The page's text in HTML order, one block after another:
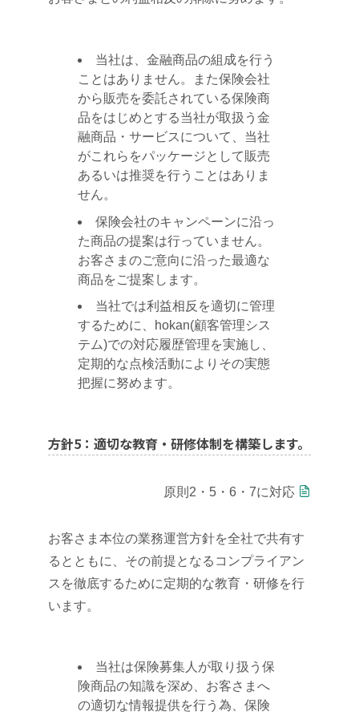
当社は、金融商品の組成を行う
ことはありません。また保険会社
から販売を委託されている保険商
品をはじめとする当社が取扱う金
融商品・サービスについて、当社
がこれらをパッケージとして販売
あるいは推奨を行うことはありま
せん。
保険会社のキャンペーンに沿っ
た商品の提案は行っていません。
お客さまのご意向に沿った最適な
商品をご提案します。
当社では利益相反を適切に管理
するために、hokan(顧客管理シス
テム)での対応履歴管理を実施し、
定期的な点検活動によりその実態
把握に努めます。
方針5：適切な教育・研修体制を構築します。
原則2・5・6・7に対応
お客さま本位の業務運営方針を全社で共有す
るとともに、その前提となるコンプライアン
スを徹底するために定期的な教育・研修を行
います。
当社は保険募集人が取り扱う保
険商品の知識を深め、お客さまへ
の適切な情報提供を行う為、保険